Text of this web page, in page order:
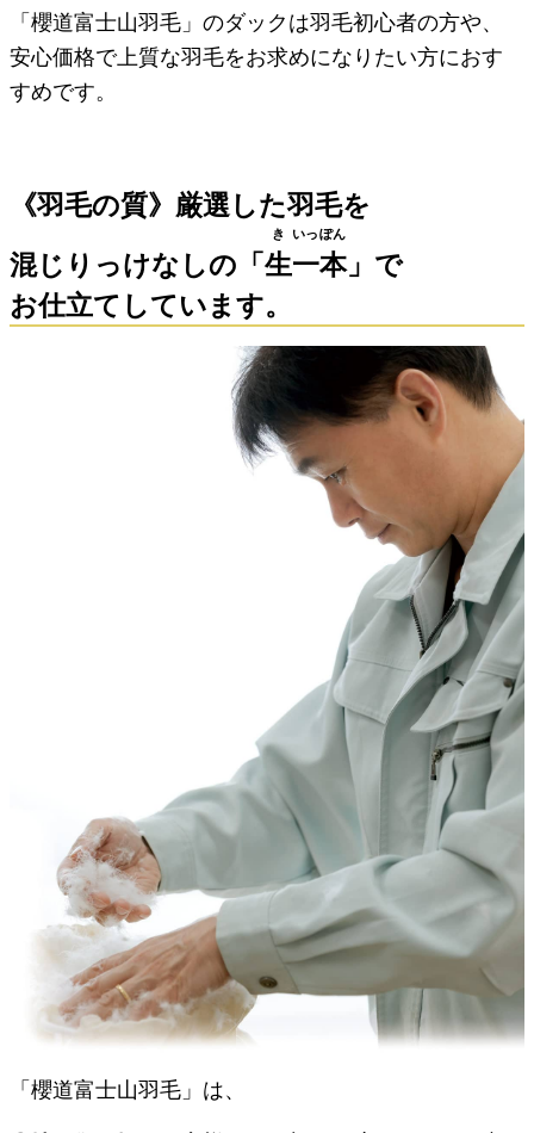
「櫻道富士山羽毛」のダックは羽毛初心者の方や、
安心価格で上質な羽毛をお求めになりたい方におす
すめです。
《羽毛の質》厳選した羽毛を
混じりっけなしの「生
き
一
いっ
本
ぽん
」で
お仕立てしています。
「櫻道富士山羽毛」は、